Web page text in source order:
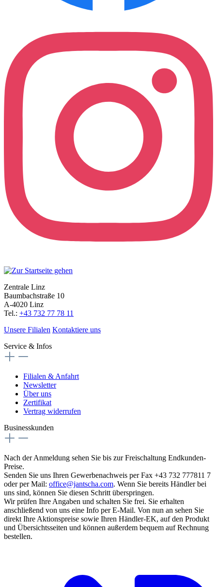
Zentrale Linz
Baumbachstraße 10
A-4020 Linz
Tel.: +43 732 77 78 11
Unsere Filialen Kontaktiere uns
Service & Infos
Filialen & Anfahrt
Newsletter
Über uns
Zertifikat
Vertrag widerrufen
Businesskunden
Nach der Anmeldung sehen Sie bis zur Freischaltung Endkunden-
Preise.
Senden Sie uns Ihren Gewerbenachweis per Fax +43 732 777811 7
oder per Mail: office@jantscha.com. Wenn Sie bereits Händler bei
uns sind, können Sie diesen Schritt überspringen.
Wir prüfen Ihre Angaben und schalten Sie frei. Sie erhalten
anschließend von uns eine Info per E-Mail. Von nun an sehen Sie
direkt Ihre Aktionspreise sowie Ihren Händler-EK, auf den Produkt
und Übersichtsseiten und können außerdem bequem auf Rechnung
bestellen.